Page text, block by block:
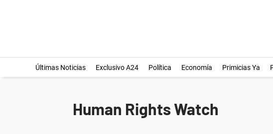
Últimas Noticias Exclusivo A24 Política Economía Primicias Ya
Human Rights Watch